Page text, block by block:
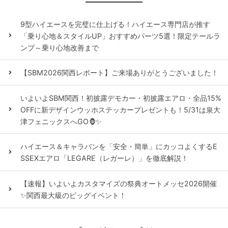
9型ハイエースを完璧に仕上げる！ハイエース専門店が推す
「乗り心地＆スタイルUP」おすすめパーツ5選！限定テールラ
ンプ～乗り心地改善まで
【SBM2026関西レポート】ご来場ありがとうございました！
いよいよSBM関西！初披露デモカー・初披露エアロ・全品15%
OFFに新デザインウッホステッカープレゼントも！5/31は泉大
津フェニックスへGO🦍✨
ハイエース＆キャラバンを「安全・簡単」にカッコよくするE
SSEXエアロ「LEGARE（レガーレ）」を徹底解説！
【速報】いよいよカスタマイズの祭典オートメッセ2026開催
✨関西最大級のビッグイベント！